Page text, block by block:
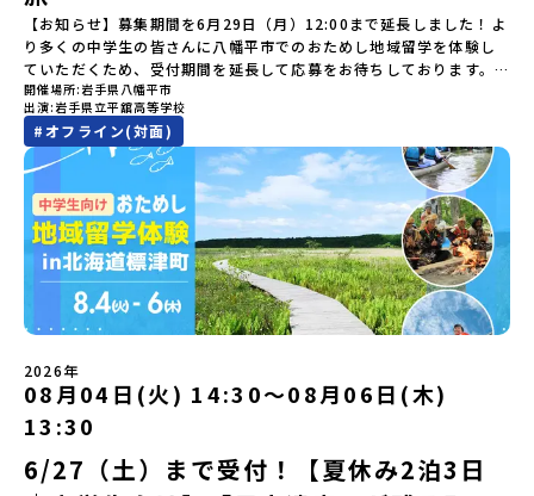
徒一人ひとりの夢や価値観に合った地域・学校で1〜3年間過ごすこ
とができるシステム「地域みらい留学」をはじめとした、教育事業
や地域活性モデルをつくり続けています。名 称：一般財団法人地
域・教育魅力化プラットフォーム設 立：2017年3月代表者：岩本
悠所在地：〒690-0842 島根県松江市東本町二丁目25-6 みらい
BASE2階 その他所在地公式HP：http://c-platform.or.jp/お問い
合わせ先担当：小川・小原E-mail：info@miratabi.jp「おためし
地域留学体験」のプログラム開催情報を公式LINEにて配信中！ぜひ
ご登録ください♪地域みらい留学公式LINE
や、2泊3日のプログラムの中身をたっぷりとお伝えします。日
時： 5月7日(木) 19：00〜19：40内 容： 平取町ってどんなとこ
ろ？、プログラム詳細解説、質疑応答お申し込み：https://c-
mirai.jp/events/002112どちらの説明会でも、お気軽にどうぞ！
「はじめての一人旅だけど大丈夫？」「どんな体験ができるの？」
そんな保護者様の不安や、中学生のみなさんの素朴な疑問にスタッ
フが直接お答えします。チャットでの質問も可能ですので、ぜひご
自宅からリラックスしてご参加ください。▼お申し込み前に必ずご
確認ください・参加規約への同意プログラムへの参加申し込みいた
だく前に、「お申し込みに関する各規約」への同意が必須となりま
す。ご確認ください。・抽選による参加者決定についてお申込みい
ただいた方の中から抽選の上、締め切り日から1週間を目途に、お申
し込み時に記入いただいたメールアドレス宛に「当選／落選メー
ル」をお送りいたします。当選者は、メールに記載された「当選確
認フォーム」に３日以内に回答いただき、確認フォームの提出をも
にご回答いただけない場合は、当選を取り消しとさせていただきま
す。当選取り消しがあった場合は、繰り上げ当選者へご連絡させて
いただきます。登録メールアドレスの変更をご希望の場合は下記の
地域みらい留学公式LINEよりご連絡をお願いします。※受信制限設
定をしていると、通知メールをお受け取りいただけません。その場
合は、「@miratabi.jp」からのメールを受信できるよう設定をお願
【開催場所】北海道大樹町（たいきちょう）【実施日程】7月28日
(火)〜 7月30日(木)※参加が確定した方には6月19日(金) 18：30～
20：00に「参加者向け事前オンライン研修」をご案内する予定で
す。必ず参加をお願いします。【集合場所・時間】7月28日(火)
13：00 とかち帯広空港※13：00までにとかち帯広空港に到着する
便で手配ください。【解散場所・時間】7月30日(木) 15：00頃 とか
ち帯広空港※16：00以降にとかち帯広空港を出発する便で手配くだ
さい。【対象】中学2年生、中学3年生【宿泊先】大樹町ワーキング
ステイ住宅※1室に複数(同性2～4名程度)で宿泊いただく予定です。
【旅行代金】無料※旅行代金に含まれる費用のうち、以下の内容が
無料となります：・宿泊費（2泊分）・プログラム内のアクティビテ
ィ・体験費用・一部の食事代*以下の費用は参加者のご負担となりま
す・集合場所までの往復交通費・お土産代や自由時間の個人飲食費
などの個人的費用【募集人数】最大10名（お申し込み多数の場合は
抽選の上決定）【参加者決定】お申し込み多数の場合は、締め切り
間】申込期間が延長になりました！5月7日(木)12：00 から 6月4日
(木) 12：00まで疑問も不安もワクワクに変える！「おためし地域留
学」ステップアップ説明会プログラムの内容を詳しく知りたい方
や、お申し込みを迷われている方向けにZoomでのオンライン配信
を行います。知りたい情報のレベルに合わせて、以下の2つのステッ
プをご活用ください。【STEP 1】全体オンライン説明会（アーカイ
けとうろう）」を作って灯りをともします。真っ青な海に思いっき
りダイブしたり、全国から集まった仲間や地元の高校生、地域の方
たちとワイワイBBQや夕ごはんづくりは一生の思い出になるはず！
ちょっとドキドキするけど、楽しい！に出会う3日間。熱気あふれる
出水市の冒険に飛び込んでみませんか？体験のおすすめポイント体
験プログラム内容（予定）＜1日目＞（PM）「オリエンテーショ
ン・自己紹介ワーク」「みんなで海遊び！」 -心をほぐして、出水
に飛び込む！海を満喫しよう！「みんなで夕食」「1日目の振り返り
会」＜2日目＞（AM）「出水工業高校のオープンスクールに参
加」 -高校見学 -授業体験（PM）「学校のことを深く知る・もの
づくりにチャレンジ！」 -各学科を実際に体験する -ものづくり
にチャレンジ -竹灯籠づくりを創って灯りをともす「みんなで
BBQ」「2日目の振り返り会」＜3日目＞（AM）「3日間の振り返り
ワーク」 -みんなで振り返り対話（PM） 13:00頃 解散（出水駅）
※天候の状況や参加人数によってプログラムを変更する場合がござ
（月）〜 8月5日（水）※参加が確定した方には7月7日(火) 18:30-
20:00に「参加者向け事前オンライン会」をご案内する予定です。必
ず参加をお願いします。【集合場所・時間】出水駅 8月3日(月)
13:30 集合【解散場所・時間】出水駅 8月5日(水) 12:00 解散【対
象】中学生2～3年生【宿泊先】現在調整中※1室に複数名(同性)で宿
泊いただく予定です。【旅行代金】無料※旅行代金に含まれる費用
【お知らせ】募集期間を6月29日（月）12:00まで延長しました！よ
り多くの中学生の皆さんに八幡平市でのおためし地域留学を体験し
ていただくため、受付期間を延長して応募をお待ちしております。
「申し込みのタイミングを逃してしまった」という方も、この機会
にぜひ一歩踏み出してみませんか？※都合により締め切りを早める
場合がございます。お早目にご応募ください！＜体験費・宿泊費が
無料＞緑があふれる大自然の町へ！世界でここでしかできない「自
然×アートの融合体験」や「自然クラフト」を楽しんでみません
か？「大自然や文化体験が好き！興味がある！」「その地域にしか
ない郷土料理を味わってみたい！」「地元以外の暮らしや文化が気
になる。いつか留学してみたい！」そんな中学生のみなさんにおす
すめ！「おためし地域留学体験」は、日本全国約200の高校と連携し
ながら地域の枠を超えて学校生活を送ることができる「地域みらい
留学」をプチ体験できるプログラムです。はじめてでも安心！現地
ではスタッフがしっかりとサポートいたします。今回のフィールド
は「岩手県八幡平市（はちまんたいし）」岩手県八幡平市（はちま
んたいし）は北西部にあり、秋田県との県境にある自然豊かな町で
す。町の約83％は「森林」！標高1,000mを超える山岳地帯や高原
もあり緑が豊かな大自然を感じることができ、新緑、山菜の春、花
の夏、紅葉の秋、スキーや樹氷の冬と四季ごとに美しい景色を見る
ことのできるユニークな町です。「十和田八幡平（とわだはちまん
開催場所 岩手県八幡平市
出演 岩手県立平舘高等学校
#オフライン(対面)
2026年
08月04日(火) 14:30〜08月06日(木)
13:30
6/27（土）まで受付！【夏休み2泊3日